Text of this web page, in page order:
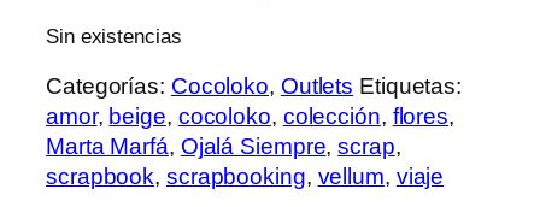
Sin existencias
Categorías: Cocoloko, Outlets Etiquetas:
amor, beige, cocoloko, colección, flores,
Marta Marfá, Ojalá Siempre,scrap,
scrapbook, scrapbooking, vellum, viaje